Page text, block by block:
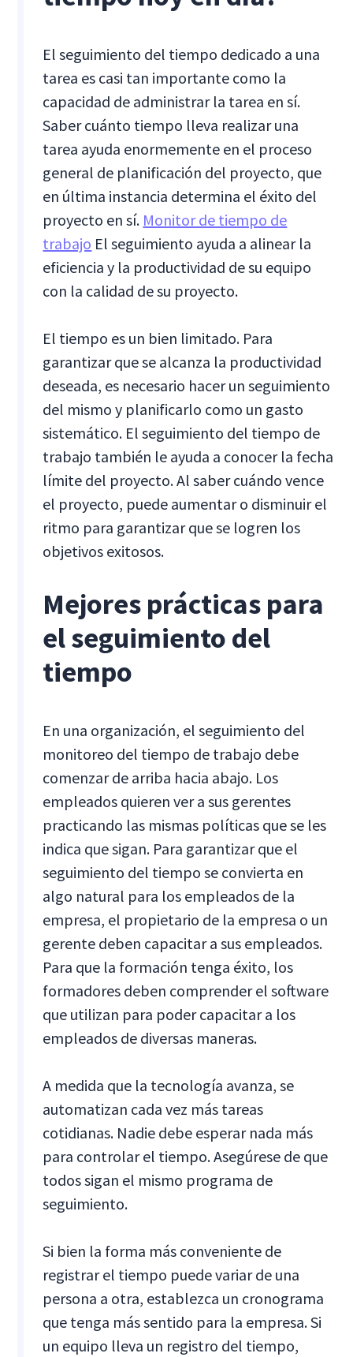
El seguimiento del tiempo dedicado a una
tarea es casi tan importante como la
capacidad de administrar la tarea en sí.
Saber cuánto tiempo lleva realizar una
tarea ayuda enormemente en el proceso
general de planificación del proyecto, que
en última instancia determina el éxito del
proyecto en sí. Monitor de tiempo de
trabajo El seguimiento ayuda a alinear la
eficiencia y la productividad de su equipo
con la calidad de su proyecto.
El tiempo es un bien limitado. Para
garantizar que se alcanza la productividad
deseada, es necesario hacer un seguimiento
del mismo y planificarlo como un gasto
sistemático. El seguimiento del tiempo de
trabajo también le ayuda a conocer la fecha
límite del proyecto. Al saber cuándo vence
el proyecto, puede aumentar o disminuir el
ritmo para garantizar que se logren los
objetivos exitosos.
Mejores prácticas para
el seguimiento del
tiempo
En una organización, el seguimiento del
monitoreo del tiempo de trabajo debe
comenzar de arriba hacia abajo. Los
empleados quieren ver a sus gerentes
practicando las mismas políticas que se les
indica que sigan. Para garantizar que el
seguimiento del tiempo se convierta en
algo natural para los empleados de la
empresa, el propietario de la empresa o un
gerente deben capacitar a sus empleados.
Para que la formación tenga éxito, los
formadores deben comprender el software
que utilizan para poder capacitar a los
empleados de diversas maneras.
A medida que la tecnología avanza, se
automatizan cada vez más tareas
cotidianas. Nadie debe esperar nada más
para controlar el tiempo. Asegúrese de que
todos sigan el mismo programa de
seguimiento.
Si bien la forma más conveniente de
registrar el tiempo puede variar de una
persona a otra, establezca un cronograma
que tenga más sentido para la empresa. Si
un equipo lleva un registro del tiempo,